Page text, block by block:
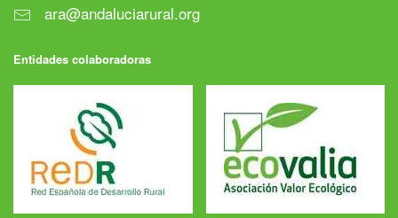
ara@andaluciarural.org
Entidades colaboradoras